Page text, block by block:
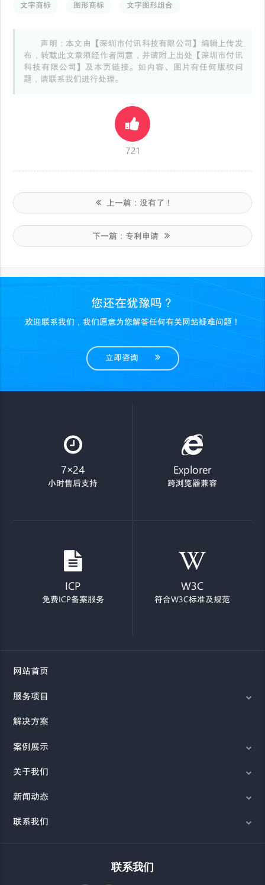
文字商标 图形商标 文字图形组合
声明：本文由【深圳市付讯科技有限公司】编辑上传发
布，转载此文章须经作者同意，并请附上出处【深圳市付讯
科技有限公司】及本页链接。如内容、图片有任何版权问
题，请联系我们进行处理。
721
上一篇： 没有了！
下一篇： 专利申请
您还在犹豫吗？
欢迎联系我们，我们愿意为您解答任何有关网站疑难问题！
立即咨询
7×24
小时售后支持
Explorer
跨浏览器兼容
ICP
免费ICP备案服务
W3C
符合W3C标准及规范
网站首页
服务项目
解决方案
案例展示
关于我们
新闻动态
联系我们
联系我们